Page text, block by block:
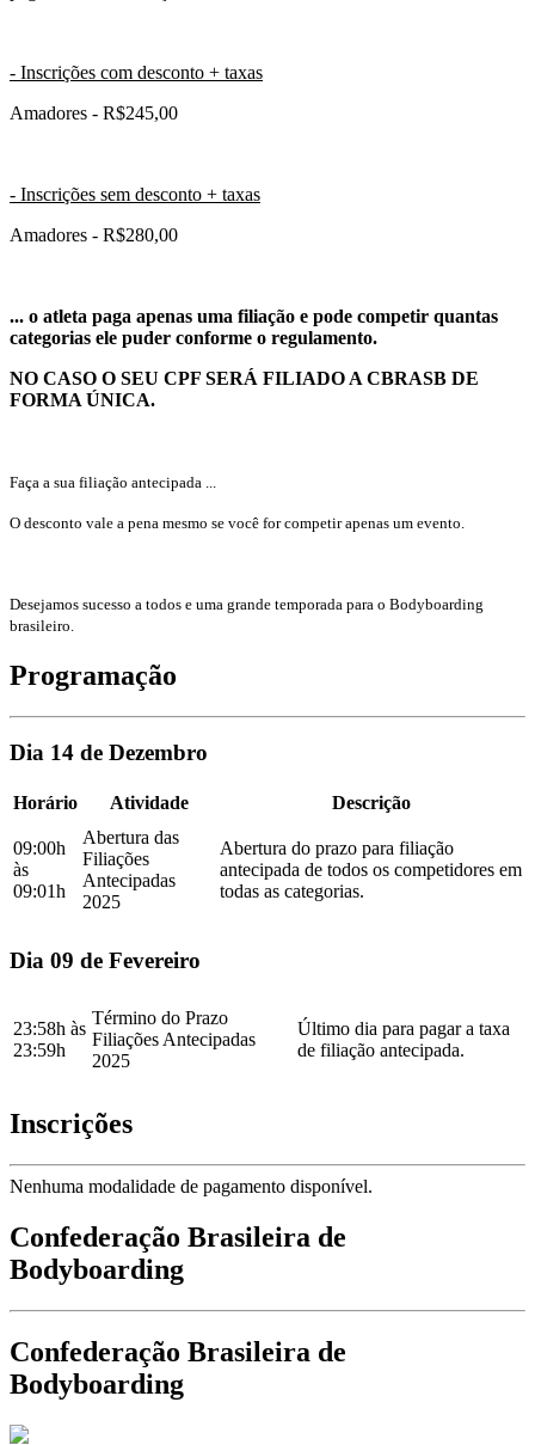
- Inscrições com desconto + taxas
Amadores - R$245,00
- Inscrições sem desconto + taxas
Amadores - R$280,00
... o atleta paga apenas uma filiação e pode competir quantas
categorias ele puder conforme o regulamento.
NO CASO O SEU CPF SERÁ FILIADO A CBRASB DE
FORMA Ú NICA.
Faça a sua filiação antecipada ...
O desconto vale a pena mesmo se você for competir apenas um evento.
Desejamos sucesso a todos e uma grande temporada para o Bodyboarding
brasileiro.
Programação
Dia 14 de Dezembro
Horário Atividade Descrição
09:00h
às
09:01h
Abertura das
Filiações
Antecipadas
2025
Abertura do prazo para filiação
antecipada de todos os competidores em
todas as categorias.
Dia 09 de Fevereiro
23:58h às
23:59h
Término do Prazo
Filiações Antecipadas
2025
Último dia para pagar a taxa
de filiação antecipada.
Inscrições
Nenhuma modalidade de pagamento disponível.
Confederação Brasileira de
Bodyboarding
Confederação Brasileira de
Bodyboarding